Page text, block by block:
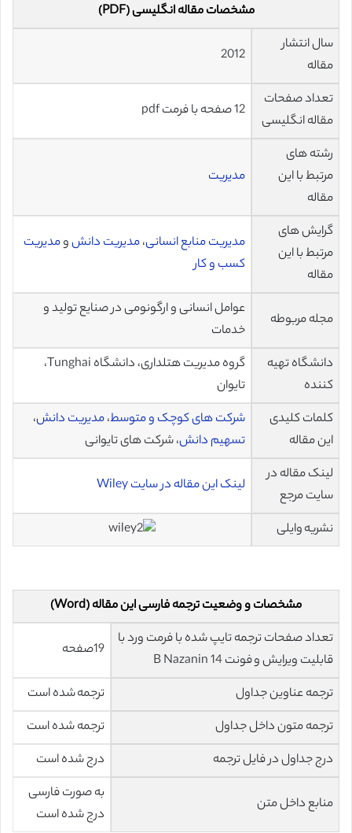
مشخصات مقاله انگلیسی (PDF)
سال انتشار
مقاله
2012
تعداد صفحات
مقاله انگلیسی
12 صفحه با فرمت pdf
رشته های
مرتبط با این
مقاله
مدیریت
گرایش های
مرتبط با این
مقاله
مدیریت منابع انسانی،مدیریت دانشومدیریت
کسب و کار
مجله مربوطه
عوامل انسانی و ارگونومی در صنایع تولید و
خدمات
دانشگاه تهیه
کننده
گروه مدیریت هتلداری، دانشگاه Tunghai،
تایوان
کلمات کلیدی
این مقاله
شرکت های کوچک و متوسط،مدیریت دانش،
تسهیم دانش، شرکت های تایوانی
لینک مقاله در
سایت مرجع
لینک این مقاله در سایت Wiley
نشریه وایلی
مشخصات و وضعیت ترجمه فارسی این مقاله (Word)
تعداد صفحات ترجمه تایپ شده با فرمت ورد با
قابلیت ویرایش و فونت 14 B Nazanin
19صفحه
ترجمه عناوین جداول
ترجمه شده است
ترجمه متون داخل جداول
ترجمه شده است
درج جداول در فایل ترجمه
درج شده است
منابع داخل متن
به صورت فارسی
درج شده است